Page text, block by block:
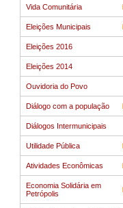
Vida Comunitária
Eleições Municipais
Eleições 2016
Eleições 2014
Ouvidoria do Povo
Diálogo com a população
Diálogos Intermunicipais
Utilidade Pública
Atividades Econômicas
Economia Solidária em
Petrópolis